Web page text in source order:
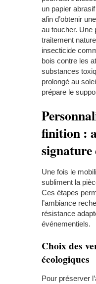
un papier
afin d’obtenir
au toucher. Une
traitement
insecticide
bois contre les
substances
prolongé au
prépare le
finition :
signature
Une fois le
subliment la
Ces étapes
l’ambiance
résistance
événementiels.
Choix des
écologiques
Pour préserver